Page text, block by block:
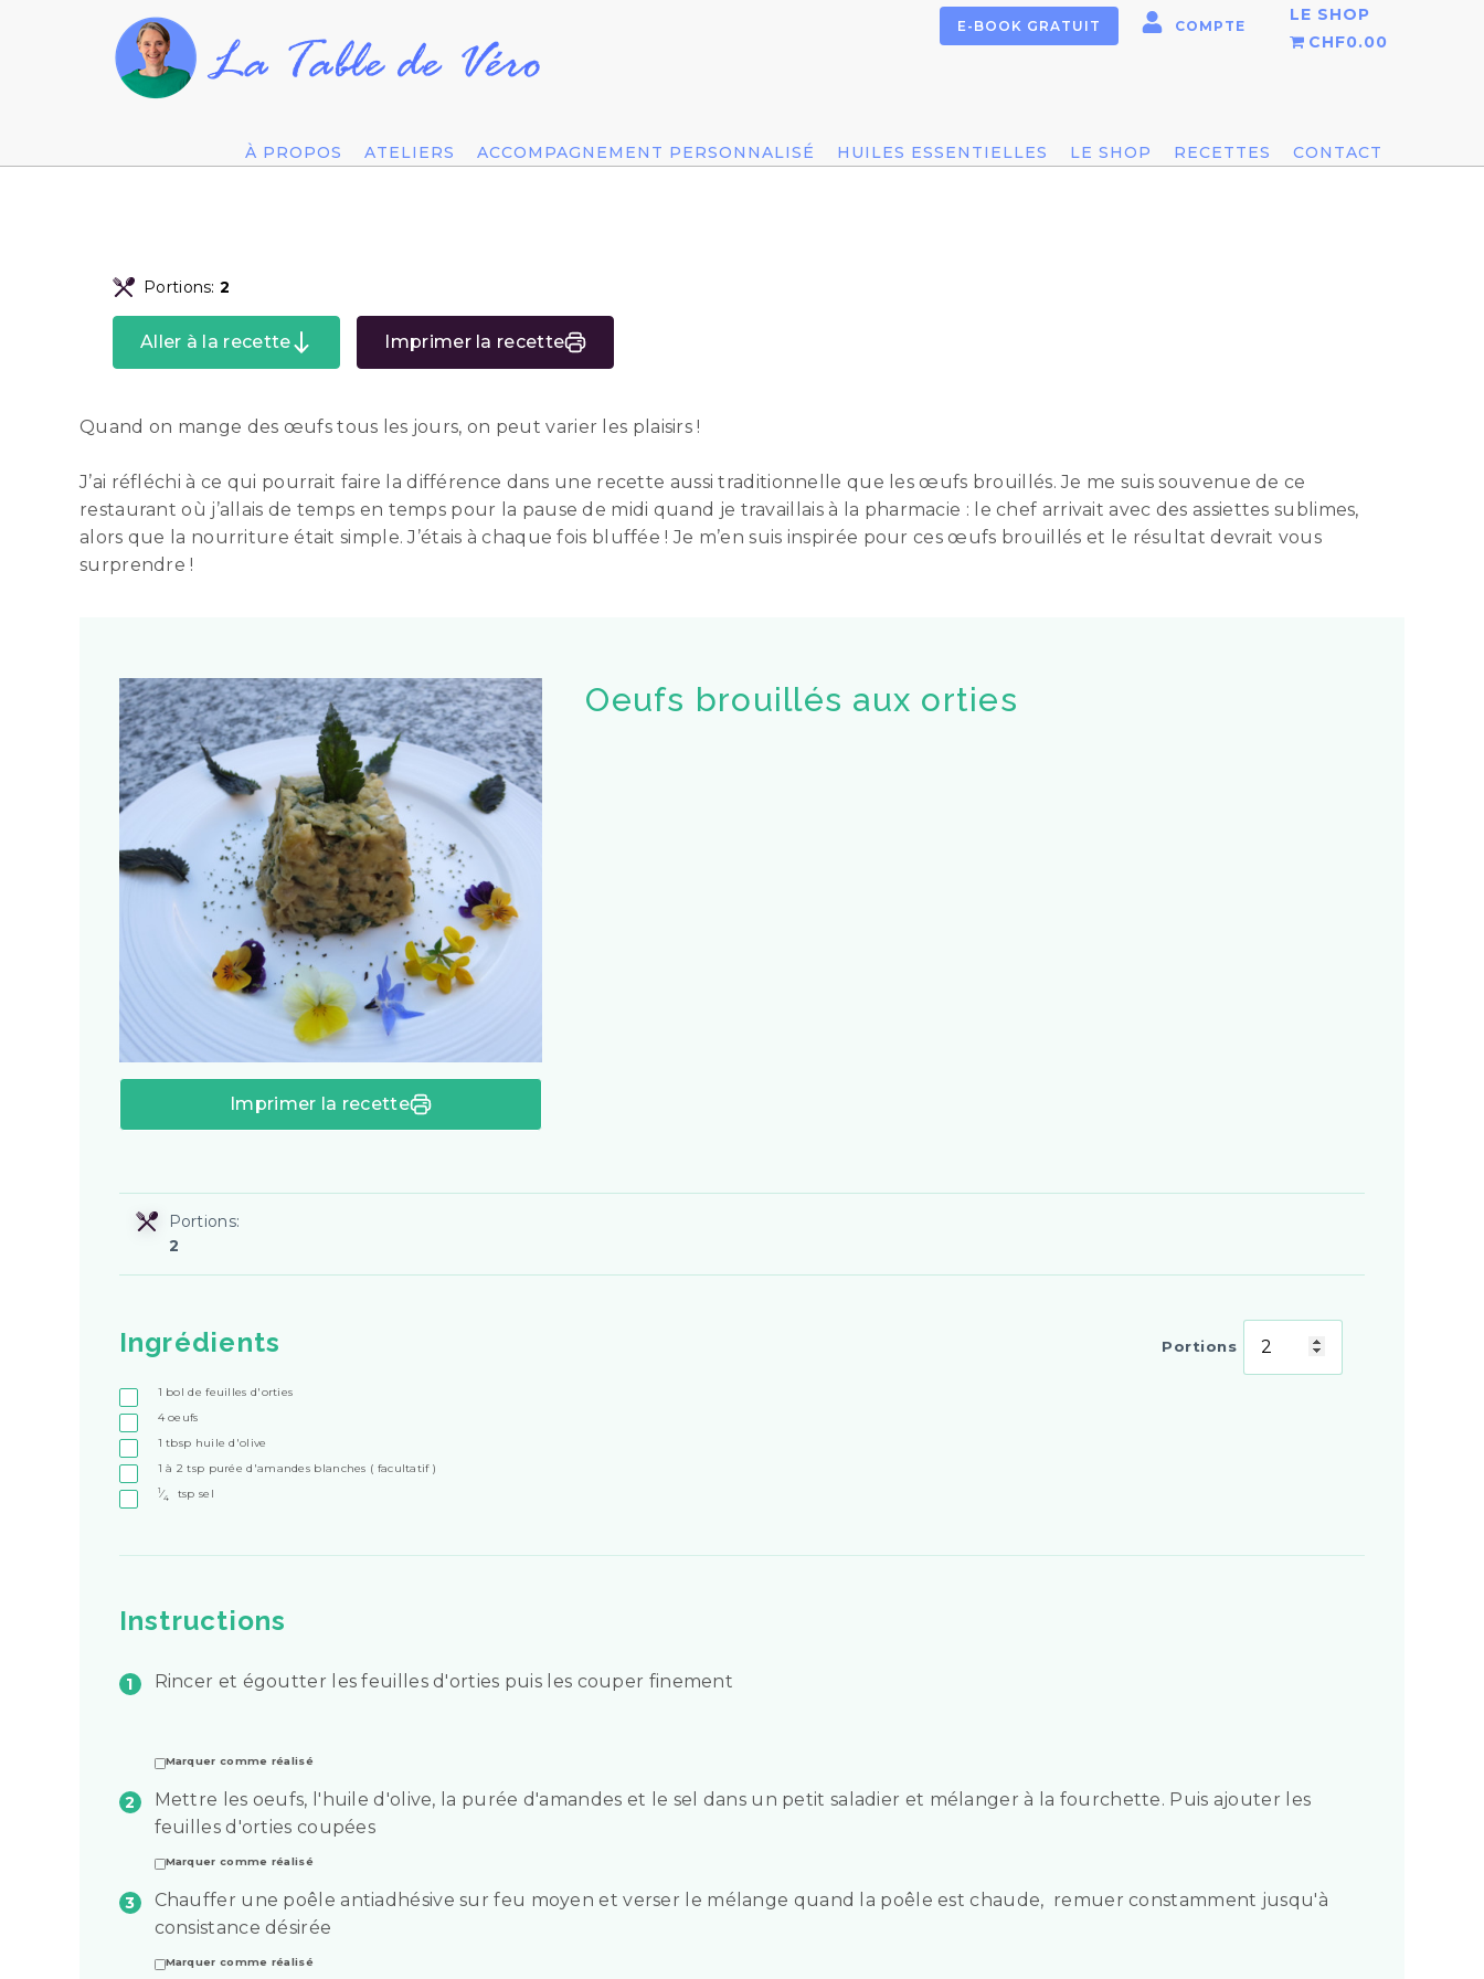
LE SHOP
CHF0.00
COMPTE
E-BOOK GRATUIT
À PROPOS ATELIERS ACCOMPAGNEMENT PERSONNALISÉ HUILES ESSENTIELLES LE SHOP RECETTES CONTACT
Portions: 2
Aller à la recette Imprimer la recette
Quand on mange des œufs tous les jours, on peut varier les plaisirs !
J’ai réfléchi à ce qui pourrait faire la différence dans une recette aussi traditionnelle que les œufs brouillés. Je me suis souvenue de ce
restaurant où j’allais de temps en temps pour la pause de midi quand je travaillais à la pharmacie : le chef arrivait avec des assiettes sublimes,
alors que la nourriture était simple. J’étais à chaque fois bluffée ! Je m’en suis inspirée pour ces œufs brouillés et le résultat devrait vous
surprendre !
Imprimer la recette
Oeufs brouillés aux orties
Portions:
2
Ingrédients Portions
1 bol de feuilles d'orties
4 oeufs
1 tbsp huile d'olive
1 à 2 tsp purée d'amandes blanches ( facultatif )
1⁄4 tsp sel
Instructions
Rincer et égoutter les feuilles d'orties puis les couper finement
Marquer comme réalisé
Mettre les oeufs, l'huile d'olive, la purée d'amandes et le sel dans un petit saladier et mélanger à la fourchette. Puis ajouter les
feuilles d'orties coupées
Marquer comme réalisé
Chauffer une poêle antiadhésive sur feu moyen et verser le mélange quand la poêle est chaude, remuer constamment jusqu'à
consistance désirée
Marquer comme réalisé